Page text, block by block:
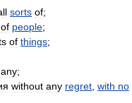
sorts of;
of people;
of things;
any;
without any regret with no